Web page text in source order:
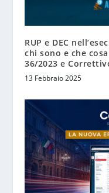
RUP e DEC
chi sono e che
36/2023 e
13 Febbraio 2025